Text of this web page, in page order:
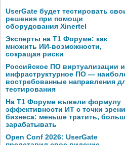
UserGate будет тестировать
решения при помощи
оборудования Xinertel
Эксперты на Т1 Форуме: как
множить ИИ-возможности,
сокращая риски
Российское ПО виртуализации и
инфраструктурное ПО —
востребованные направления
тестирования
На Т1 Форуме вывели формулу
эффективности ИТ с точки
бизнеса: меньше тратить,
зарабатывать
Open Conf 2026: UserGate